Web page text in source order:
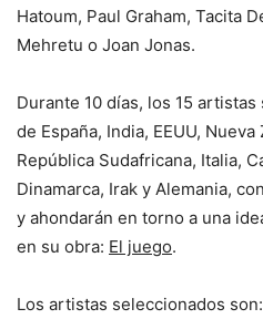
Hatoum, Paul Graham, Tacita
Mehretu o Joan Jonas.
Durante 10 días, los 15
de España, India, EEUU,
República Sudafricana, Italia,
Dinamarca, Irak y Alemania,
y ahondarán en torno a una
en su obra: El juego.
Los artistas seleccionados